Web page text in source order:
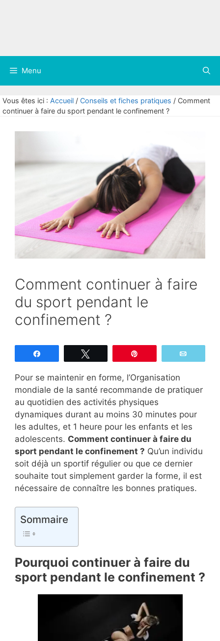
Menu
Vous êtes ici : Accueil / Conseils et fiches pratiques / Comment
continuer à faire du sport pendant le confinement ?
Comment continuer à faire
du sport pendant le
confinement ?
Pour se maintenir en forme, l’Organisation
mondiale de la santé recommande de pratiquer
au quotidien des activités physiques
dynamiques durant au moins 30 minutes pour
les adultes, et 1 heure pour les enfants et les
adolescents. Comment continuer à faire du
sport pendant le confinement ? Qu’un individu
soit déjà un sportif régulier ou que ce dernier
souhaite tout simplement garder la forme, il est
nécessaire de connaître les bonnes pratiques.
Sommaire
Pourquoi continuer à faire du
sport pendant le confinement ?